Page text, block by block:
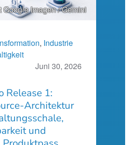
Google Imagen / Gemini
, Industrie
Juni 30, 2026
Release 1:
Architektur
und